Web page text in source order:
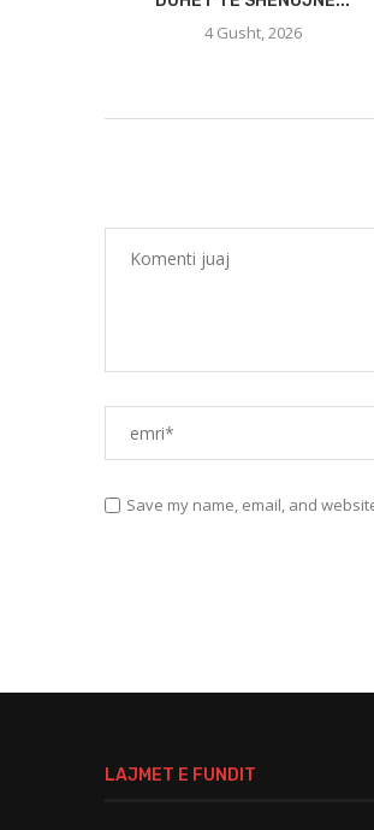
4 Gusht, 2026
Save my name, email, and
LAJMET E FUNDIT